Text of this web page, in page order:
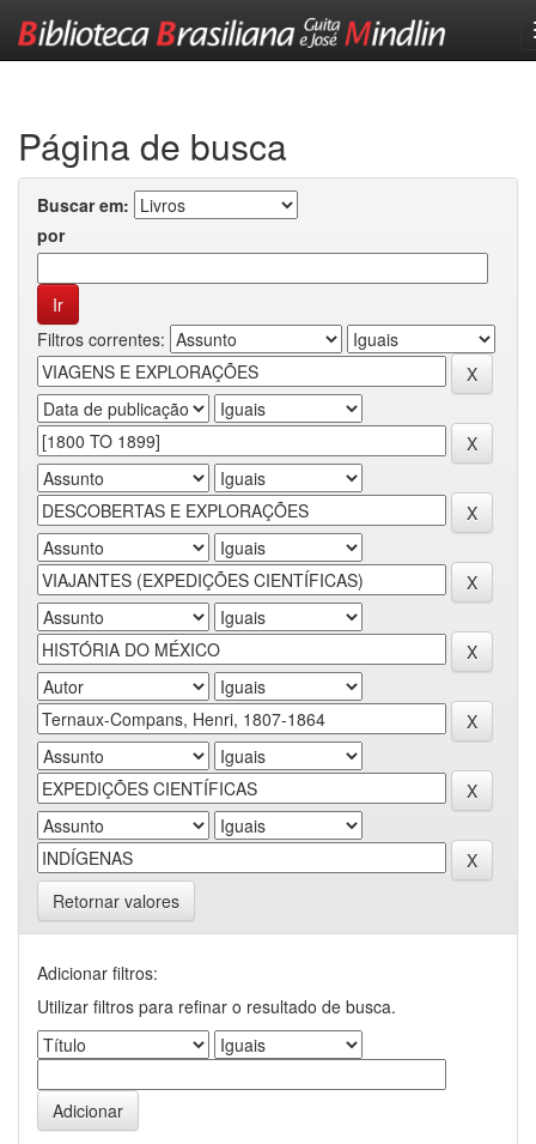
Página de busca
Buscar em:
por
Filtros correntes:
Retornar valores
Adicionar filtros:
Utilizar filtros para refinar o resultado de busca.